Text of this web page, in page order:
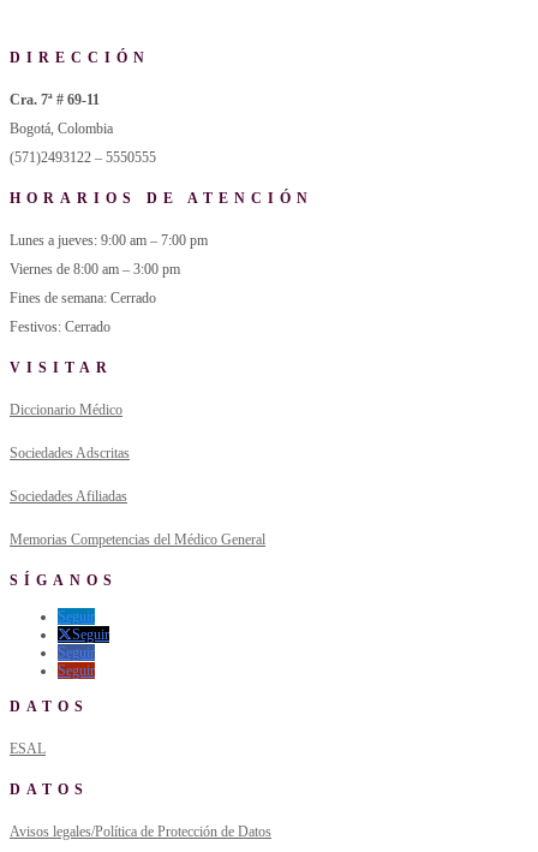
DIRECCIÓN
Cra. 7ª # 69-11
Bogotá, Colombia
(571)2493122 – 5550555
HORARIOS DE ATENCIÓN
Lunes a jueves: 9:00 am – 7:00 pm
Viernes de 8:00 am – 3:00 pm
Fines de semana: Cerrado
Festivos: Cerrado
VISITAR
Diccionario Médico
Sociedades Adscritas
Sociedades Afiliadas
Memorias Competencias del Médico General
SÍGANOS
Seguir
Seguir
Seguir
Seguir
DATOS
ESAL
DATOS
Avisos legales/Política de Protección de Datos